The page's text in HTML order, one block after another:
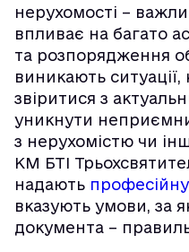
нерухомості –
впливає на багато
та розпорядження
виникають
звіритися з
уникнути
з нерухомістю чи
КМ БТІ
надають
вказують умови, за
документа –